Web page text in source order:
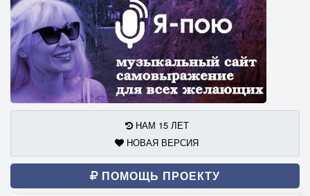
НАМ 15 ЛЕТ
НОВАЯ ВЕРСИЯ
ПОМОЩЬ ПРОЕКТУ